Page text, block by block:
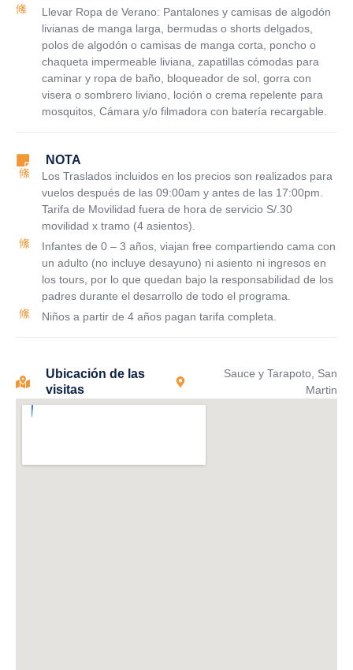
Llevar Ropa de Verano: Pantalones y camisas de algodón
livianas de manga larga, bermudas o shorts delgados,
polos de algodón o camisas de manga corta, poncho o
chaqueta impermeable liviana, zapatillas cómodas para
caminar y ropa de baño, bloqueador de sol, gorra con
visera o sombrero liviano, loción o crema repelente para
mosquitos, Cámara y/o filmadora con batería recargable.
NOTA
Los Traslados incluidos en los precios son realizados para
vuelos después de las 09:00am y antes de las 17:00pm.
Tarifa de Movilidad fuera de hora de servicio S/.30
movilidad x tramo (4 asientos).
Infantes de 0 – 3 años, viajan free compartiendo cama con
un adulto (no incluye desayuno) ni asiento ni ingresos en
los tours, por lo que quedan bajo la responsabilidad de los
padres durante el desarrollo de todo el programa.
Niños a partir de 4 años pagan tarifa completa.
Ubicación de las
visitas
Sauce y Tarapoto, San
Martin